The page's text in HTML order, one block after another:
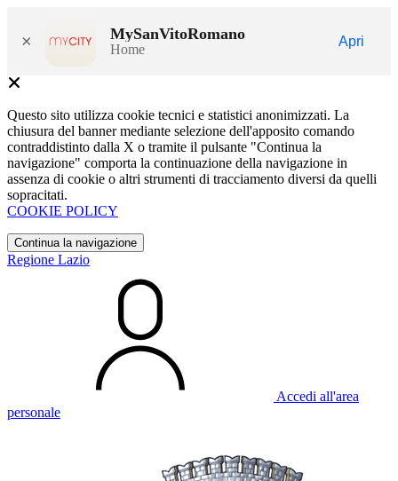
× MySanVitoRomano
Home
Apri
Questo sito utilizza cookie tecnici e statistici anonimizzati. La
chiusura del banner mediante selezione dell'apposito comando
contraddistinto dalla X o tramite il pulsante "Continua la
navigazione" comporta la continuazione della navigazione in
assenza di cookie o altri strumenti di tracciamento diversi da quelli
sopracitati.
COOKIE POLICY
Continua la navigazione
Regione Lazio
Accedi all'area
personale